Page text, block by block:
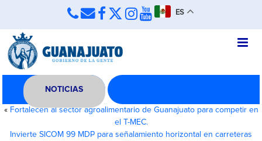
ES
NOTICIAS
« Fortalecen al sector agroalimentario de Guanajuato para competir en
el T-MEC.
Invierte SICOM 99 MDP para señalamiento horizontal en carreteras